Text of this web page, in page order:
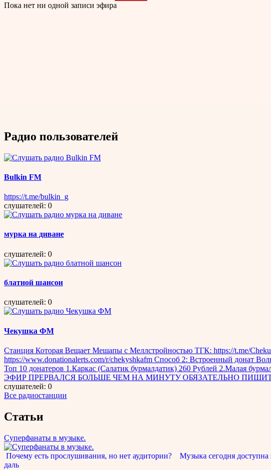
Пока нет ни одной записи эфира
Радио пользователей
Bulkin FM
https://t.me/bulkin_g
слушателей: 0
мурка на диване
слушателей: 0
блатной шансон
слушателей: 0
Чекушка ФМ
Станция Которая Вещает Мешапы с Меллстройностью ТГК: https://t.me/
https://www.donationalerts.com/r/chekyshkafm Способ 2: Встроенный
Топ 10 донатеров 1.Каркас (Салатик бурмалдатик) 260 Рублей 2.Малая
ЭФИР ПРЕРВАЛСЯ БОЛЬШЕ ЧЕМ НА МИНУТУ ОБЯЗАТЕЛЬНО ПИШИТЕ В ТГ
слушателей: 0
Все радиостанции
Статьи
Суперфанаты в музыке.
Почему есть прослушивания, но нет аудитории? Музыка сегодня
даль